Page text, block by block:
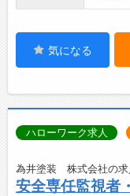
気になる
ハローワーク求人
為井塗装 株式会社の求
安全専任監視者